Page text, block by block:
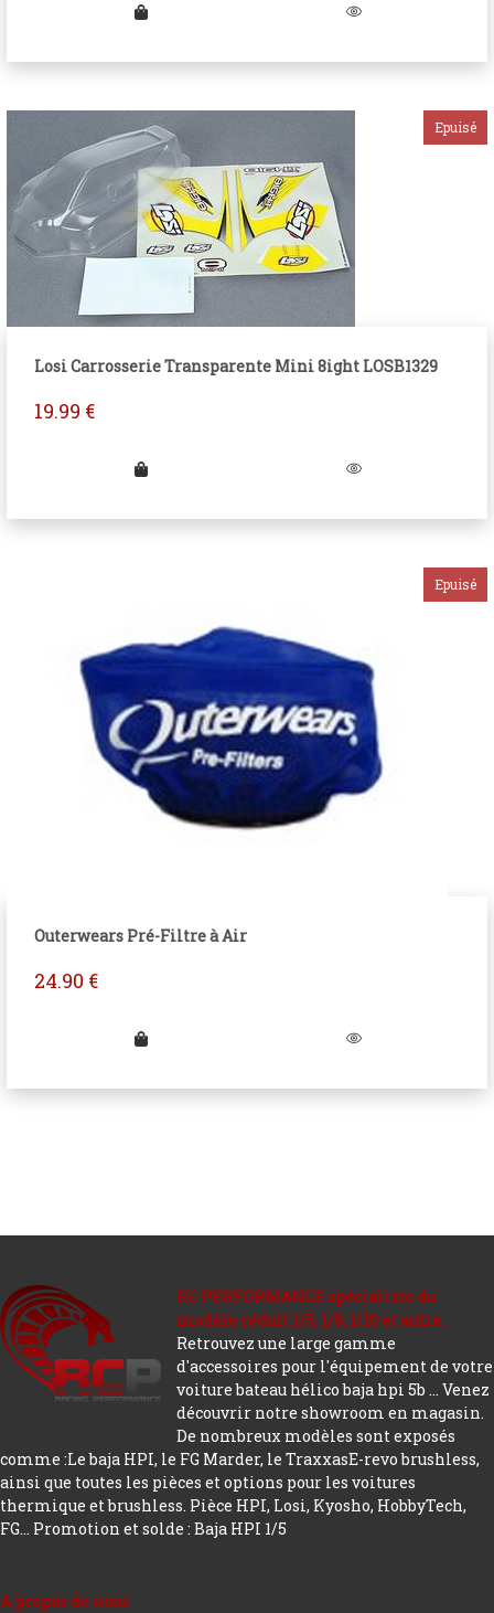
Losi Carrosserie Transparente Mini 8ight LOSB1329
19.99 €
Outerwears Pré-Filtre à Air
24.90 €
RC PERFORMANCE spécialiste du
modèle réduit 1/5, 1/8, 1/10 et autre.
Retrouvez une large gamme
d'accessoires pour l'équipement de votre
voiture bateau hélico baja hpi 5b ... Venez
découvrir notre showroom en magasin.
De nombreux modèles sont exposés
comme :Le baja HPI, le FG Marder, le TraxxasE-revo brushless,
ainsi que toutes les pièces et options pour les voitures
thermique et brushless. Pièce HPI, Losi, Kyosho, HobbyTech,
FG... Promotion et solde : Baja HPI 1/5
A propos de nous